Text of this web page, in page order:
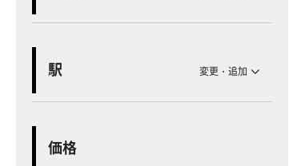
駅 変更・追加
価格